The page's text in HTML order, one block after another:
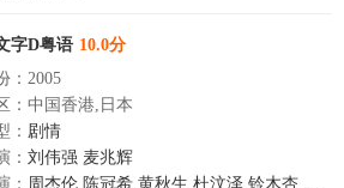
字D粤语 10.0分
：2005
：中国香港,日本
： 剧情
： 刘伟强 麦兆辉
： 周杰伦 陈冠希 黄秋生 杜汶泽 铃木杏 余文